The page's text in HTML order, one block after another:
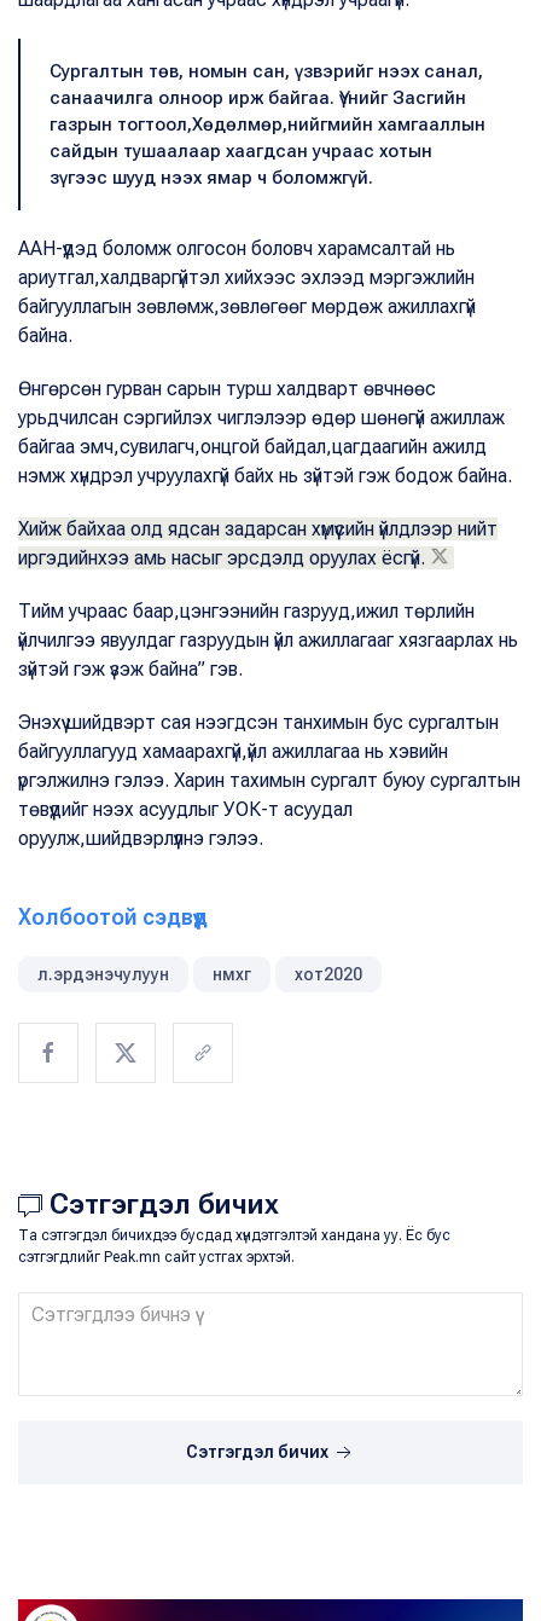
Сургалтын төв, номын сан, үзвэрийг нээх санал,
санаачилга олноор ирж байгаа. Үүнийг Засгийн
газрын тогтоол,Хөдөлмөр,нийгмийн хамгааллын
сайдын тушаалаар хаагдсан учраас хотын
зүгээс шууд нээх ямар ч боломжгүй.
ААН-үүдэд боломж олгосон боловч харамсалтай нь
ариутгал,халдваргүйтэл хийхээс эхлээд мэргэжлийн
байгууллагын зөвлөмж,зөвлөгөөг мөрдөж ажиллахгүй
байна.
Өнгөрсөн гурван сарын турш халдварт өвчнөөс
урьдчилсан сэргийлэх чиглэлээр өдөр шөнөгүй ажиллаж
байгаа эмч,сувилагч,онцгой байдал,цагдаагийн ажилд
нэмж хүндрэл учруулахгүй байх нь зүйтэй гэж бодож байна.
Хийж байхаа олд ядсан задарсан хүмүүсийн үйлдлээр нийт
иргэдийнхээ амь насыг эрсдэлд оруулах ёсгүй.
Тийм учраас баар,цэнгээнийн газрууд,ижил төрлийн
үйлчилгээ явуулдаг газруудын үйл ажиллагааг хязгаарлах нь
зүйтэй гэж үзэж байна” гэв.
Энэхүү шийдвэрт сая нээгдсэн танхимын бус сургалтын
байгууллагууд хамаарахгүй,үйл ажиллагаа нь хэвийн
үргэлжилнэ гэлээ. Харин тахимын сургалт буюу сургалтын
төвүүдийг нээх асуудлыг УОК-т асуудал
оруулж,шийдвэрлүүлнэ гэлээ.
Холбоотой сэдвүүд
л.эрдэнэчулуун нмхг хот2020
Сэтгэгдэл бичих
Та сэтгэгдэл бичихдээ бусдад хүндэтгэлтэй хандана уу. Ёс бус
сэтгэгдлийг Peak.mn сайт устгах эрхтэй.
Сэтгэгдэл бичих